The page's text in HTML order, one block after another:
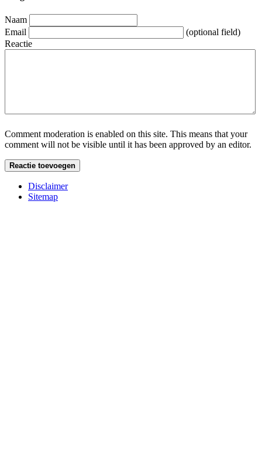
Naam
Email
(optional field)
Reactie
Comment moderation is enabled on this site. This means that your
comment will not be visible until it has been approved by an editor.
Disclaimer
Sitemap